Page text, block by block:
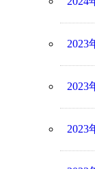
2023
2023
2023